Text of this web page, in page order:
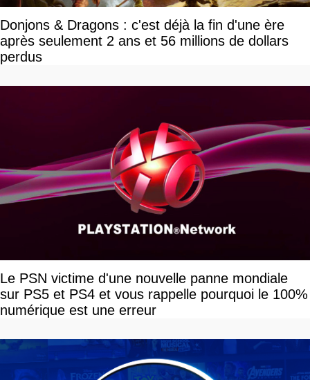
Donjons & Dragons : c'est déjà la fin d'une ère
après seulement 2 ans et 56 millions de dollars
perdus
Le PSN victime d'une nouvelle panne mondiale
sur PS5 et PS4 et vous rappelle pourquoi le 100%
numérique est une erreur